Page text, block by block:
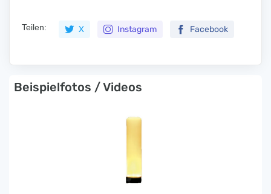
Teilen: X Instagram Facebook
Beispielfotos / Videos